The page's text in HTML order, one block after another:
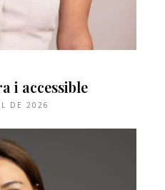
i accessible
DE 2026